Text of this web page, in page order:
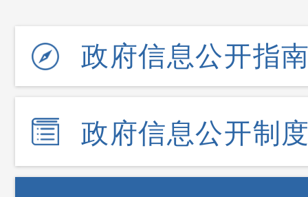
政府信息公开指
政府信息公开制